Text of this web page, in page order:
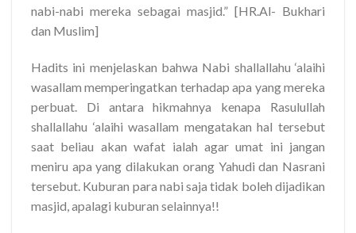
nabi-nabi mereka sebagai masjid.” [HR.Al- Bukhari
dan Muslim]
Hadits ini menjelaskan bahwa Nabi shallallahu ‘alaihi
wasallam memperingatkan terhadap apa yang mereka
perbuat. Di antara hikmahnya kenapa Rasulullah
shallallahu ‘alaihi wasallam mengatakan hal tersebut
saat beliau akan wafat ialah agar umat ini jangan
meniru apa yang dilakukan orang Yahudi dan Nasrani
tersebut. Kuburan para nabi saja tidak boleh dijadikan
masjid, apalagi kuburan selainnya!!